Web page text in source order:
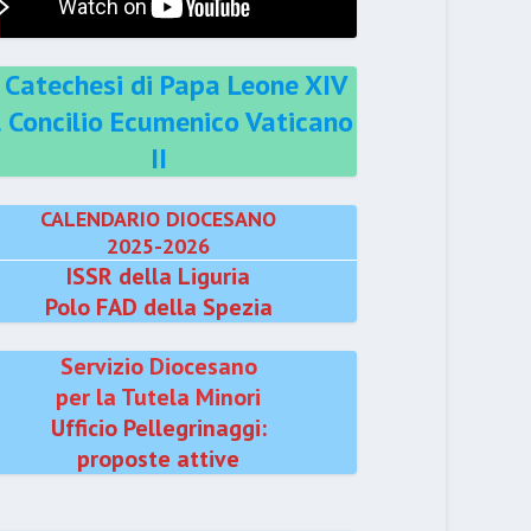
Catechesi di Papa Leone XIV
Ecumenico Vaticano
II
CALENDARIO DIOCESANO
2025-2026
ISSR della Liguria
Polo FAD della Spezia
Servizio Diocesano
per la Tutela Minori
Ufficio Pellegrinaggi:
proposte attive